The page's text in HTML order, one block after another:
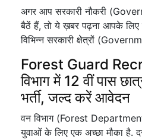
अगर आप सरकारी नौकरी
बैठें हैं, तो ये ख़बर पढ़ना आपके
विभिन्न सरकारी क्षेत्रों
Forest Guard
विभाग में 12 वीं पास
भर्ती, जल्द करें आवेदन
वन विभाग (Forest
युवाओं के लिए एक अच्छा मौका है.